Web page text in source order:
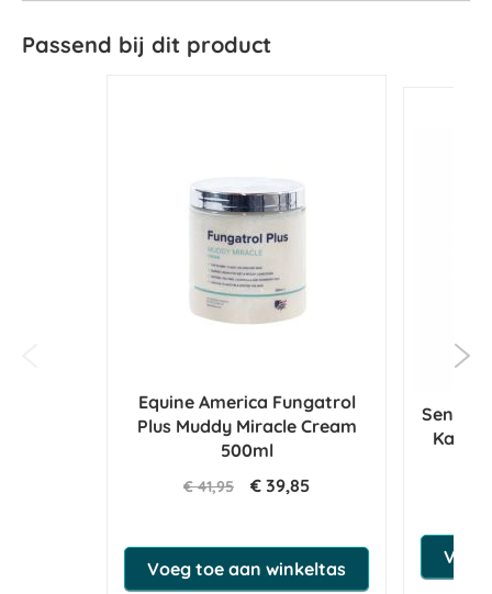
Passend bij dit product
Equine America Fungatrol
Plus Muddy Miracle Cream
500ml
€ 41,95 € 39,85
Voeg toe aan winkeltas
Kat